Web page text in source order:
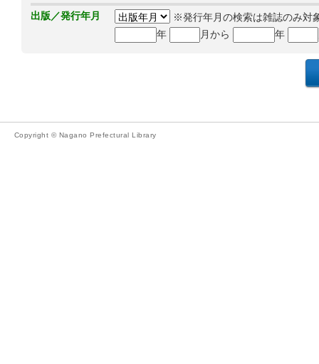
出版／発行年月
※発行年月の検索は雑誌のみ対
年
月から 年
Copyright © Nagano Prefectural Library